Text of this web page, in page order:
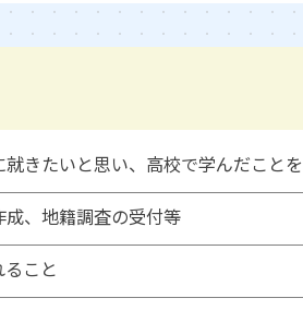
きたいと思い、高校で学んだこと
成、地籍調査の受付等
こと